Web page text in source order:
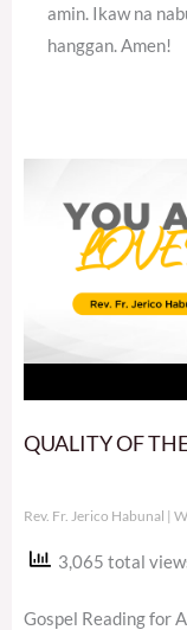
amin. Ikaw na
hanggan. Amen!
QUALITY OF
Rev. Fr. Jerico Habunal
3,065 total
Gospel Reading for